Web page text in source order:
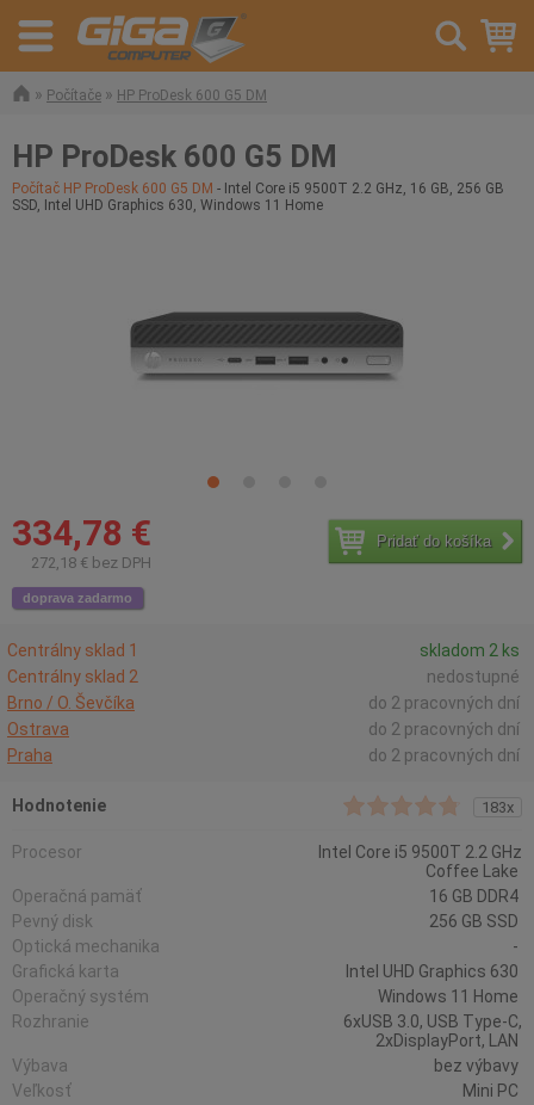
» Počítače » HP ProDesk 600 G5 DM
HP ProDesk 600 G5 DM
Počítač HP ProDesk 600 G5 DM - Intel Core i5 9500T 2.2 GHz, 16 GB, 256 GB
SSD, Intel UHD Graphics 630, Windows 11 Home
334,78 €
272,18 € bez DPH
Pridať do košíka
doprava zadarmo
Centrálny sklad 1
skladom 2 ks
Centrálny sklad 2
nedostupné
Brno / O. Ševčíka
do 2 pracovných dní
Ostrava
do 2 pracovných dní
Praha
do 2 pracovných dní
Hodnotenie 183x
Procesor
Intel Core i5 9500T 2.2 GHz
Coffee Lake
Operačná pamäť
16 GB DDR4
Pevný disk
256 GB SSD
Optická mechanika
-
Grafická karta
Intel UHD Graphics 630
Operačný systém
Windows 11 Home
Rozhranie
6xUSB 3.0, USB Type-C,
2xDisplayPort, LAN
Výbava
bez výbavy
Veľkosť
Mini PC